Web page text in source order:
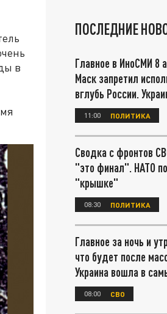
в
ПОСЛЕДНИЕ
Главное в ИноСМИ 8
Маск запретил
вглубь России.
11:00 ПОЛИТИКА
Сводка с фронтов
"это финал". НАТО
"крышке"
08:30 ПОЛИТИКА
Главное за ночь и
что будет после
Украина вошла в
08:00 СВО